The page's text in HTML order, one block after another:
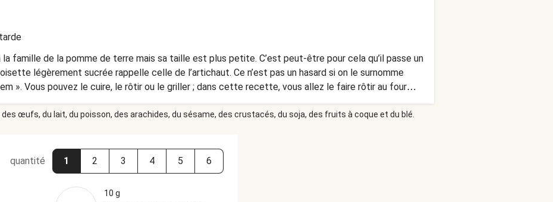
famille de la pomme de terre mais sa taille est plus petite. C’est peut-être pour cela qu’il passe un
légèrement sucrée rappelle celle de l’artichaut. Ce n’est pas un hasard si on le surnomme
». Vous pouvez le cuire, le rôtir ou le griller ; dans cette recette, vous allez le faire rôtir au four
œufs, du lait, du poisson, des arachides, du sésame, des crustacés, du soja, des fruits à coque et du blé.
quantité 1 2 3 4 5 6
10 g